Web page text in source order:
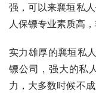
强，可以来襄垣私
人保镖专业素质高
实力雄厚的襄垣私
镖公司，强大的私
力，大多数时候不